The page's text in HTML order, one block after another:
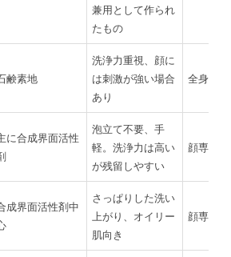
兼用として作られ
たもの
鹸素地
洗浄力重視、顔に
は刺激が強い場合
あり
全身
に合成界面活性
泡立て不要、手
軽。洗浄力は高い
が残留しやすい
顔専用
成界面活性剤中
さっぱりした洗い
上がり、オイリー
肌向き
顔専用